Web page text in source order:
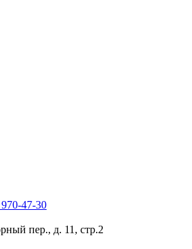
47-30
пер., д. 11, стр.2